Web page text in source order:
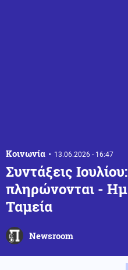
Κοινωνία 13.06.2026 - 16:47
Συντάξεις
πληρώνονται -
Ταμεία
Newsroom